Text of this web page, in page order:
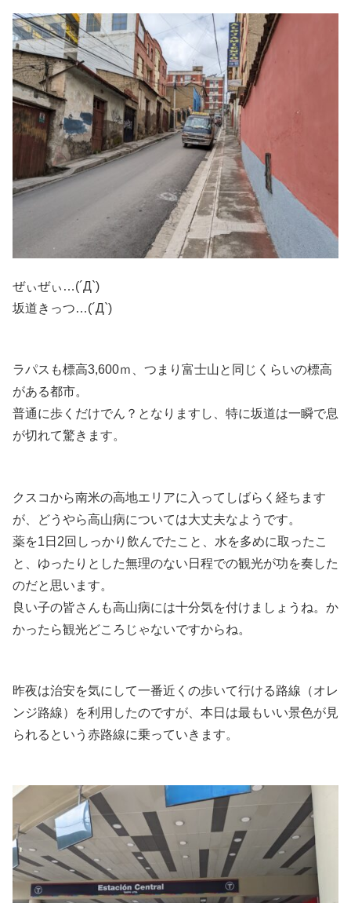
ぜぃぜぃ…(´Д`)
坂道きっつ…(´Д`)
ラパスも標高3,600ｍ、つまり富士山と同じくらいの標高
がある都市。
普通に歩くだけでん？となりますし、特に坂道は一瞬で息
が切れて驚きます。
クスコから南米の高地エリアに入ってしばらく経ちます
が、どうやら高山病については大丈夫なようです。
薬を1日2回しっかり飲んでたこと、水を多めに取ったこ
と、ゆったりとした無理のない日程での観光が功を奏した
のだと思います。
良い子の皆さんも高山病には十分気を付けましょうね。か
かったら観光どころじゃないですからね。
昨夜は治安を気にして一番近くの歩いて行ける路線（オレ
ンジ路線）を利用したのですが、本日は最もいい景色が見
られるという赤路線に乗っていきます。